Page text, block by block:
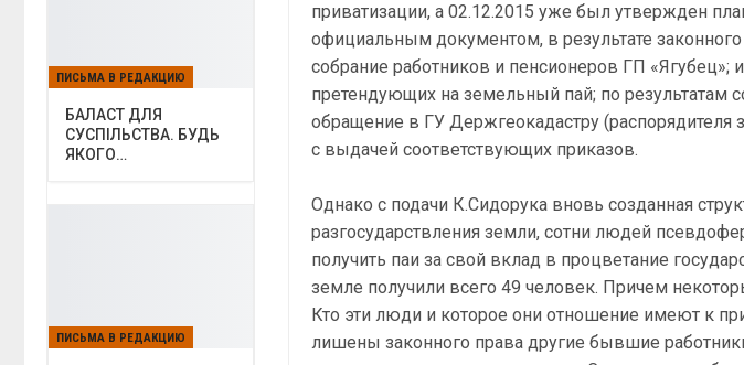
приватизации, а 02.12.2015 уже был утвержден
официальным документом, в результате законного
собрание работников и пенсионеров ГП «Ягубец»;
претендующих на земельный пай; по результатам
обращение в ГУ Держгеокадастру (распорядителя
с выдачей соответствующих приказов.
Однако с подачи К.Сидорука вновь созданная
разгосударствления земли, сотни людей
получить паи за свой вклад в процветание
земле получили всего 49 человек. Причем
Кто эти люди и которое они отношение имеют к
лишены законного права другие бывшие
ПИСЬМА В РЕДАКЦИЮ
БАЛАСТ ДЛЯ
СУСПІЛЬСТВА. БУДЬ
ЯКОГО…
ПИСЬМА В РЕДАКЦИЮ